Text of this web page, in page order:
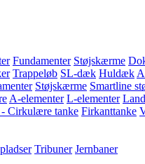
Fundamenter Støjskærme
Trappeløb SL-dæk Huldæk
Støjskærme Smartline
A-elementer L-elementer
Cirkulære tanke Firkanttanke
Tribuner Jernbaner